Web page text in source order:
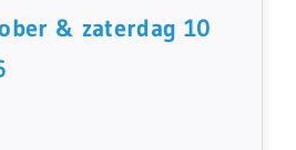
& zaterdag 10